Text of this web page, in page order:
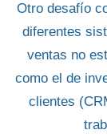
Otro desafío
diferentes
ventas no
como el de
clientes